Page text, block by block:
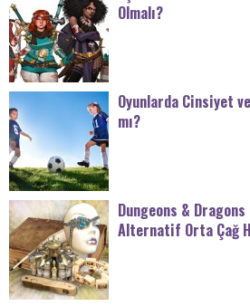
Olmalı?
Oyunlarda Cinsiyet
mı?
Dungeons & Dragons
Alternatif Orta Çağ